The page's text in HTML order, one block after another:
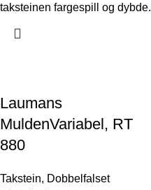
taksteinen fargespill og dybde.
Laumans
MuldenVariabel, RT
880
Takstein, Dobbelfalset